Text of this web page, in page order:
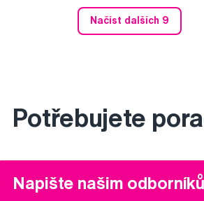
Načíst dalších 9
Potřebujete
Napište našim